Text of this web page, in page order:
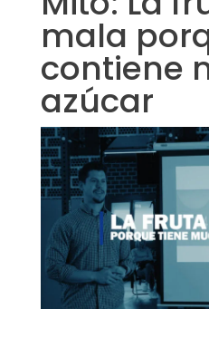
mala
contiene
azúcar